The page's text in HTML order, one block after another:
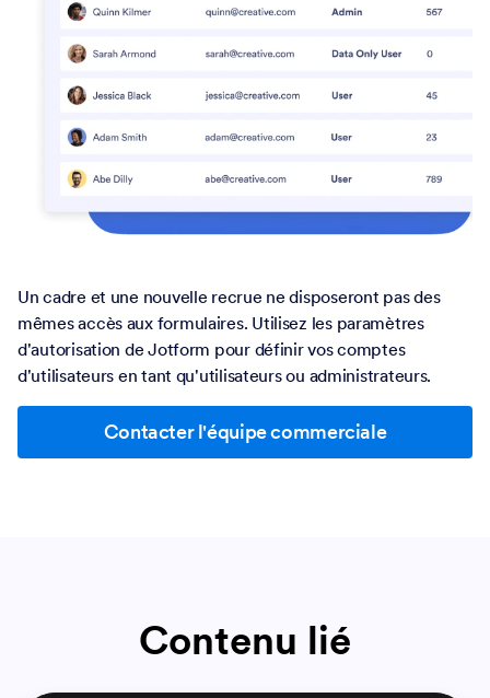
Un cadre et une nouvelle recrue ne disposeront pas des
mêmes accès aux formulaires. Utilisez les paramètres
d'autorisation de Jotform pour définir vos comptes
d'utilisateurs en tant qu'utilisateurs ou administrateurs.
Contacter l'équipe commerciale
Contenu lié